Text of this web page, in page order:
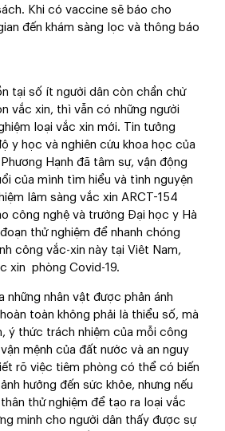
Khi có vaccine sẽ báo cho
đến khám sàng lọc và thông báo
tại số ít người dân còn chần chừ
vắc xin, thì vẫn có những người
loại vắc xin mới. Tin tưởng
y học và nghiên cứu khoa học của
Hạnh đã tâm sự, vận động
của mình tìm hiểu và tình nguyện
lâm sàng vắc xin ARCT-154
công nghệ và trường Đại học y Hà
thử nghiệm để nhanh chóng
công vắc-xin này tại Viêt Nam,
xin phòng Covid-19.
những nhân vật được phản ánh
toàn không phải là thiểu số, mà
ý thức trách nhiệm của mỗi công
mệnh của đất nước và an nguy
rõ việc tiêm phòng có thể có biến
hưởng đến sức khỏe, nhưng nếu
thử nghiệm để tạo ra loại vắc
minh cho người dân thấy được sự